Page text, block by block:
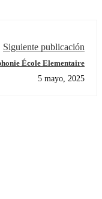
Siguiente publicación
École Elementaire
5 mayo, 2025